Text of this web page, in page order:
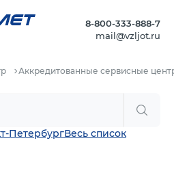
8-800-333-888-7
mail@vzljot.ru
Аккредитованные сервисные
ПетербургВесь список